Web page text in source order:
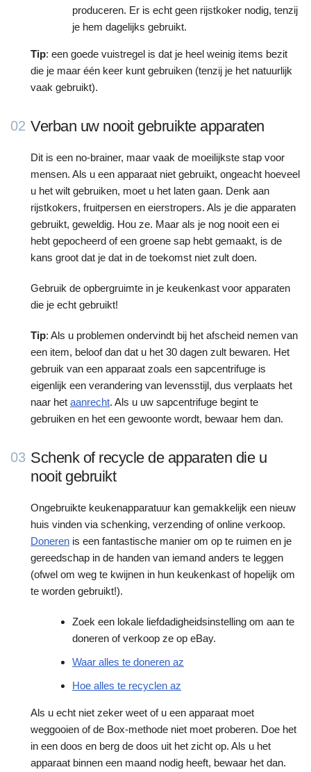
produceren. Er is echt geen rijstkoker nodig, tenzij
je hem dagelijks gebruikt.
Tip: een goede vuistregel is dat je heel weinig items bezit
die je maar één keer kunt gebruiken (tenzij je het natuurlijk
vaak gebruikt).
02 Verban uw nooit gebruikte apparaten
Dit is een no-brainer, maar vaak de moeilijkste stap voor
mensen. Als u een apparaat niet gebruikt, ongeacht hoeveel
u het wilt gebruiken, moet u het laten gaan. Denk aan
rijstkokers, fruitpersen en eierstropers. Als je die apparaten
gebruikt, geweldig. Hou ze. Maar als je nog nooit een ei
hebt gepocheerd of een groene sap hebt gemaakt, is de
kans groot dat je dat in de toekomst niet zult doen.
Gebruik de opbergruimte in je keukenkast voor apparaten
die je echt gebruikt!
Tip: Als u problemen ondervindt bij het afscheid nemen van
een item, beloof dan dat u het 30 dagen zult bewaren. Het
gebruik van een apparaat zoals een sapcentrifuge is
eigenlijk een verandering van levensstijl, dus verplaats het
naar het aanrecht. Als u uw sapcentrifuge begint te
gebruiken en het een gewoonte wordt, bewaar hem dan.
03 Schenk of recycle de apparaten die u
nooit gebruikt
Ongebruikte keukenapparatuur kan gemakkelijk een nieuw
huis vinden via schenking, verzending of online verkoop.
Doneren is een fantastische manier om op te ruimen en je
gereedschap in de handen van iemand anders te leggen
(ofwel om weg te kwijnen in hun keukenkast of hopelijk om
te worden gebruikt!).
Zoek een lokale liefdadigheidsinstelling om aan te
doneren of verkoop ze op eBay.
Waar alles te doneren az
Hoe alles te recyclen az
Als u echt niet zeker weet of u een apparaat moet
weggooien of de Box-methode niet moet proberen. Doe het
in een doos en berg de doos uit het zicht op. Als u het
apparaat binnen een maand nodig heeft, bewaar het dan.